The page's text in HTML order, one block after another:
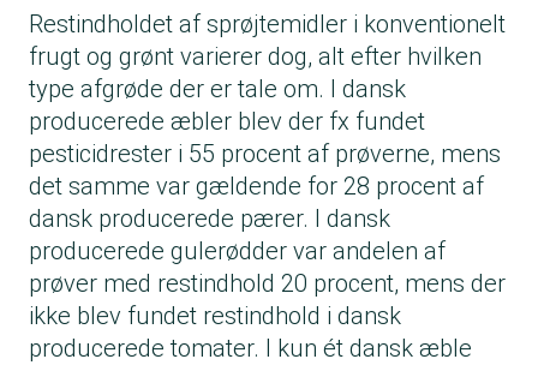
Restindholdet af sprøjtemidler i konventionelt
frugt og grønt varierer dog, alt efter hvilken
type afgrøde der er tale om. I dansk
producerede æbler blev der fx fundet
pesticidrester i 55 procent af prøverne, mens
det samme var gældende for 28 procent af
dansk producerede pærer. I dansk
producerede gulerødder var andelen af
prøver med restindhold 20 procent, mens der
ikke blev fundet restindhold i dansk
producerede tomater. I kun ét dansk æble